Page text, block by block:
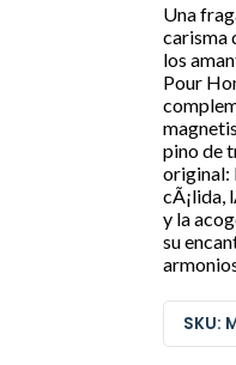
Una
carisma
los
Pour
pino de
original:
cÃ¡lida,
y la
su
SKU: